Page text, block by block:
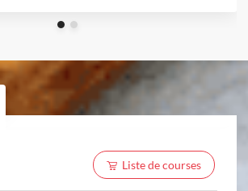
Liste de courses